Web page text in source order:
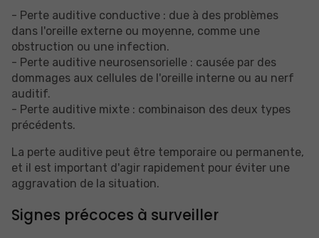
- Perte auditive conductive : due à des problèmes
dans l'oreille externe ou moyenne, comme une
obstruction ou une infection.
- Perte auditive neurosensorielle : causée par des
dommages aux cellules de l'oreille interne ou au nerf
auditif.
- Perte auditive mixte : combinaison des deux types
précédents.
La perte auditive peut être temporaire ou permanente,
et il est important d'agir rapidement pour éviter une
aggravation de la situation.
Signes précoces à surveiller